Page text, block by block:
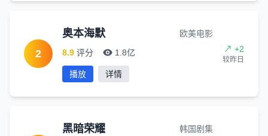
2
奥本海默
欧美电影
8.9 评分 1.8亿
播放 详情
↗ +2
较昨日
黑暗荣耀
韩国剧集